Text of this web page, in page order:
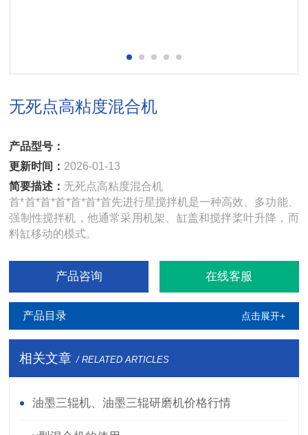
无死点高粘度混合机
产品型号：
更新时间： 2026-01-13
简要描述： 无死点高粘度混合机
首*首*首*首*首*首*首先进行星搅拌机是一种高效、多功能、
强制性搅拌机，他通常采用机架、缸盖和搅拌桨叶升降，而
料缸移动的模式。
产品咨询 在线客服
产品目录 点击展开+
相关文章 / RELATED ARTICLES
油墨三辊机、油墨三辊研磨机价格行情